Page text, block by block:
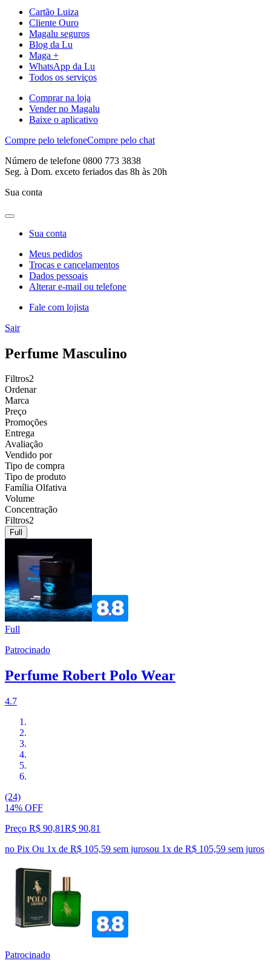
Cartão Luiza
Cliente Ouro
Magalu seguros
Blog da Lu
Maga +
WhatsApp da Lu
Todos os serviços
Comprar na loja
Vender no Magalu
Baixe o aplicativo
Compre pelo telefoneCompre pelo chat
Número de telefone 0800 773 3838
Seg. à Dom. exceto feriados das 8h às 20h
Sua conta
Sua conta
Meus pedidos
Trocas e cancelamentos
Dados pessoais
Alterar e-mail ou telefone
Fale com lojista
Sair
Perfume Masculino
Filtros2
Ordenar
Marca
Preço
Promoções
Entrega
Avaliação
Vendido por
Tipo de compra
Tipo de produto
Família Olfativa
Volume
Concentração
Filtros2
Full
Full
Patrocinado
Perfume Robert Polo Wear
4.7
(24)
14% OFF
Preço R$ 90,81R$ 90,81
no Pix Ou 1x de R$ 105,59 sem jurosou 1x de R$ 105,59 sem juros
Patrocinado